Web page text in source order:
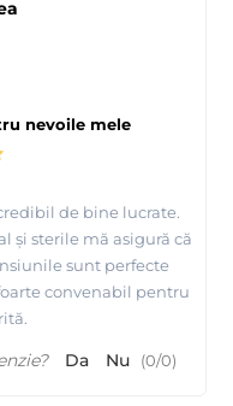
nevoile mele
de bine lucrate.
și sterile mă asigură că
sunt perfecte
convenabil pentru
Da Nu (0/0)